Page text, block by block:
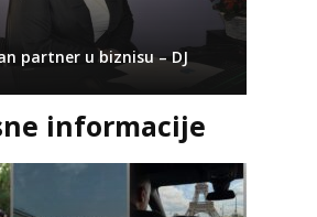
partner u biznisu – DJ
informacije